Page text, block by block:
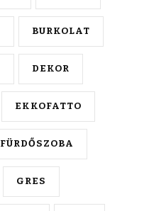
BURKOLAT
DEKOR
EKKOFATTO
FÜRDŐSZOBA
GRES